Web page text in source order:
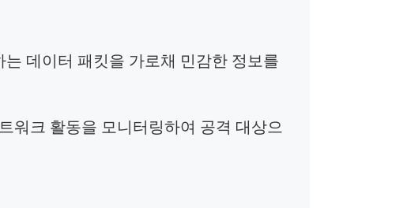
데이터 패킷을 가로채 민감한 정보를
워크 활동을 모니터링하여 공격 대상으